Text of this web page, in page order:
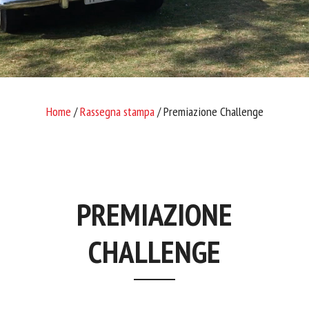
Home /Rassegna stampa/ Premiazione Challenge
PREMIAZIONE
CHALLENGE